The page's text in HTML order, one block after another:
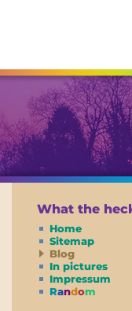
What the
Home
Sitemap
Blog
In pictures
Impressum
Random